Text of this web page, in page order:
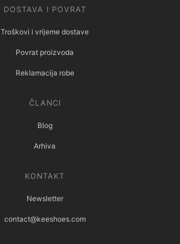
DOSTAVA I POVRAT
Troškovi i vrijeme dostave
Povrat proizvoda
Reklamacija robe
ČLANCI
Blog
Arhiva
KONTAKT
Newsletter
contact@keeshoes.com